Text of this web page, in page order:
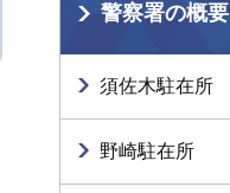
警察署の概要
須佐木駐在所
野崎駐在所